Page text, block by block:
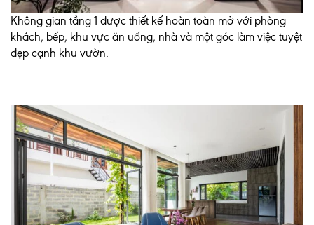
Không gian tầng 1 được thiết kế hoàn toàn mở với phòng
khách, bếp, khu vực ăn uống, nhà và một góc làm việc tuyệt
đẹp cạnh khu vườn.